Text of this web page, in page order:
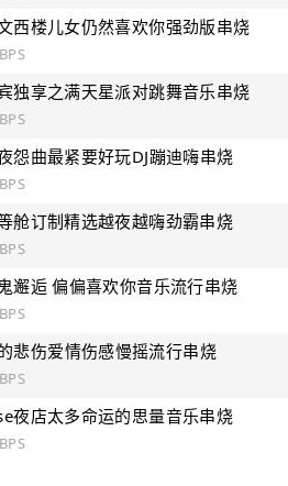
西楼儿女仍然喜欢你强劲版串烧
独享之满天星派对跳舞音乐串烧
怨曲最紧要好玩DJ蹦迪嗨串烧
舱订制精选越夜越嗨劲霸串烧
邂逅 偏偏喜欢你音乐流行串烧
悲伤爱情伤感慢摇流行串烧
夜店太多命运的思量音乐串烧